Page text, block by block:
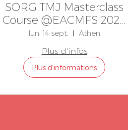
SORG TMJ Masterclass
Course @EACMFS 2026
Athens
lun. 14 sept.
Athen
Plus d'infos
Plus d'informations